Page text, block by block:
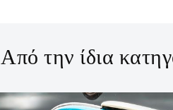
Από την ίδια